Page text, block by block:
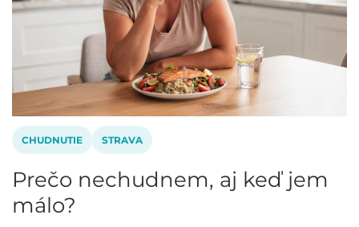
CHUDNUTIE STRAVA
Prečo nechudnem, aj keď jem
málo?